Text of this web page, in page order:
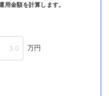
用金額を計算します。
万円